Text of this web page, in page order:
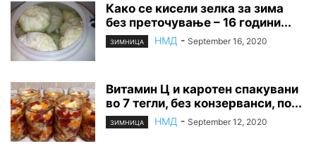
Како се кисели зелка за зима
без преточување – 16 години...
ЗИМНИЦА НМД - September 16, 2020
Витамин Ц и каротен спакувани
во 7 тегли, без конзерванси, по...
ЗИМНИЦА НМД - September 12, 2020